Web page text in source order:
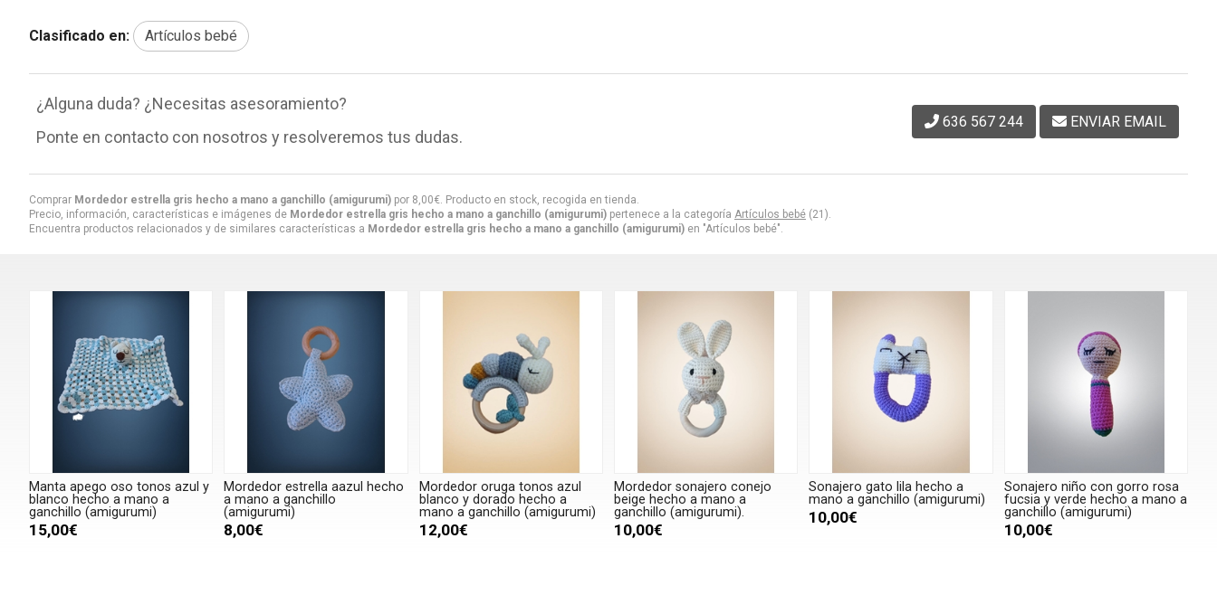
Comprar Mordedor estrella gris hecho a mano a ganchillo (amigurumi) por 8,00€. Producto en stock, recogida en tienda.
Precio, información, características e imágenes de Mordedor estrella gris hecho a mano a ganchillo (amigurumi) pertenece a la categoría Artículos bebé (21).
Encuentra productos relacionados y de similares características a Mordedor estrella gris hecho a mano a ganchillo (amigurumi) en "Artículos bebé".
Clasificado en: Artículos bebé
¿Alguna duda? ¿Necesitas asesoramiento?
Ponte en contacto con nosotros y resolveremos tus dudas.
636 567 244 ENVIAR EMAIL
Manta apego oso tonos azul y
blanco hecho a mano a
ganchillo (amigurumi)
15,00€
Mordedor estrella aazul hecho
a mano a ganchillo
(amigurumi)
8,00€
Mordedor oruga tonos azul
blanco y dorado hecho a
mano a ganchillo (amigurumi)
12,00€
Mordedor sonajero conejo
beige hecho a mano a
ganchillo (amigurumi).
10,00€
Sonajero gato lila hecho a
mano a ganchillo (amigurumi)
10,00€
Sonajero niño con gorro rosa
fucsia y verde hecho a mano a
ganchillo (amigurumi)
10,00€